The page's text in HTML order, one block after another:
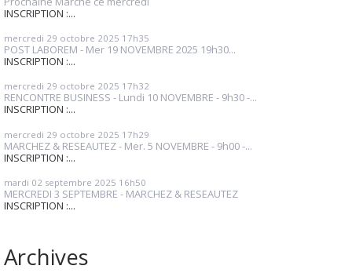
INSCRIPTION :...
mercredi 29 octobre 2025 17h35
POST LABOREM - Mer 19 NOVEMBRE 2025 19h30...
INSCRIPTION :...
mercredi 29 octobre 2025 17h32
RENCONTRE BUSINESS - Lundi 10 NOVEMBRE - 9h30 -...
INSCRIPTION :...
mercredi 29 octobre 2025 17h29
MARCHEZ & RESEAUTEZ - Mer. 5 NOVEMBRE - 9h00 -...
INSCRIPTION :...
mardi 02 septembre 2025 16h50
MERCREDI 3 SEPTEMBRE - MARCHEZ & RESEAUTEZ
INSCRIPTION :...
Archives